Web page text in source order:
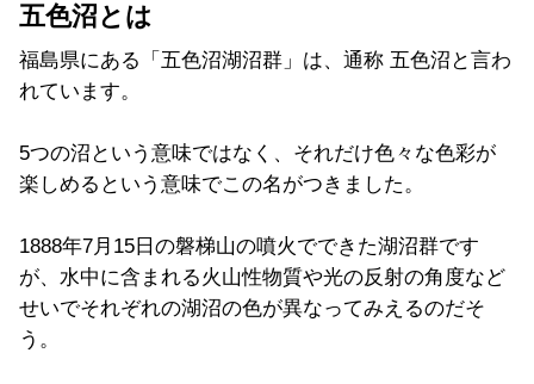
五色沼とは
福島県にある「五色沼湖沼群」は、通称 五色沼と言わ
れています。
5つの沼という意味ではなく、それだけ色々な色彩が
楽しめるという意味でこの名がつきました。
1888年7月15日の磐梯山の噴火でできた湖沼群です
が、水中に含まれる火山性物質や光の反射の角度など
せいでそれぞれの湖沼の色が異なってみえるのだそ
う。